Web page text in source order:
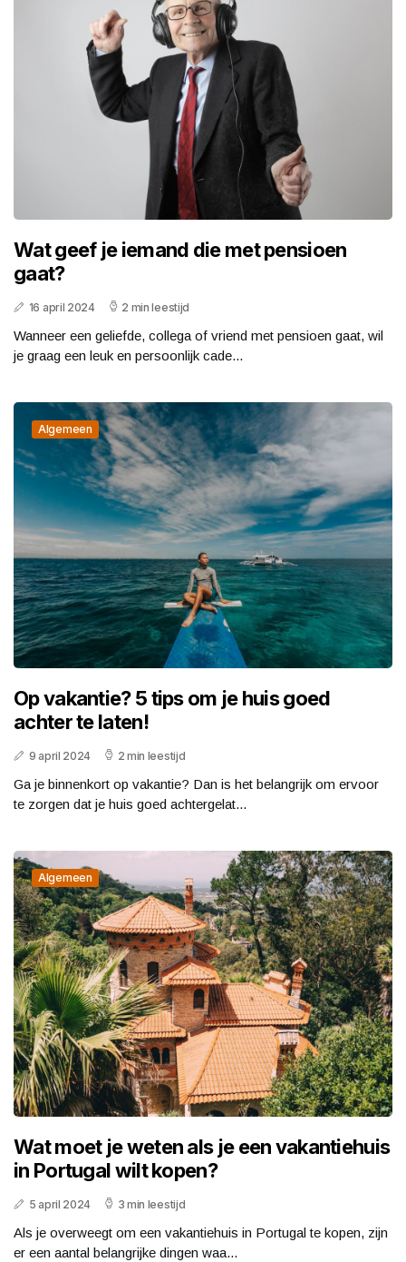
Wat geef je iemand die met pensioen
gaat?
16 april 2024 2 min leestijd
Wanneer een geliefde, collega of vriend met pensioen gaat, wil
je graag een leuk en persoonlijk cade...
Algemeen
Op vakantie? 5 tips om je huis goed
achter te laten!
9 april 2024 2 min leestijd
Ga je binnenkort op vakantie? Dan is het belangrijk om ervoor
te zorgen dat je huis goed achtergelat...
Algemeen
Wat moet je weten als je een vakantiehuis
in Portugal wilt kopen?
5 april 2024 3 min leestijd
Als je overweegt om een vakantiehuis in Portugal te kopen, zijn
er een aantal belangrijke dingen waa...